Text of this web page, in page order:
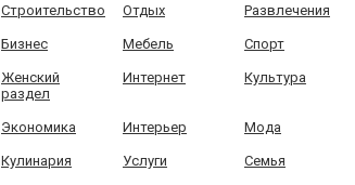
Строительство Отдых Развлечения
Бизнес Мебель Спорт
Женский
раздел
Интернет Культура
Экономика Интерьер Мода
Кулинария Услуги Семья